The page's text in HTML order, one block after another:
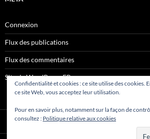
Connexion
Flux des publications
Flux des commentaires
Site de WordPress-FR
Confidentialité et cookies : ce site utilise des cookies.
ce site Web, vous acceptez leur utilisation.
Pour en savoir plus, notamment sur la façon de
consultez : Politique relative aux cookies